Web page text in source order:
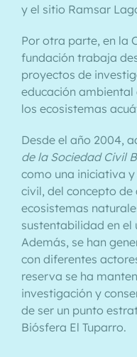
y el sitio Ramsar
Por otra parte, en la
fundación trabaja
proyectos de
educación
los ecosistemas
Desde el año 2004,
de la Sociedad Civil
como una iniciativa
civil, del concepto
ecosistemas
sustentabilidad en el
Además, se han
con diferentes
reserva se ha
investigación y
de ser un punto
Biósfera El Tuparro.